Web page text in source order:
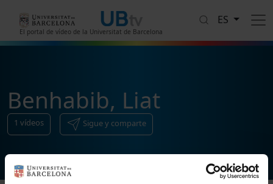
El portal de vídeo de la Universitat de Barcelona
ES
Benhabib, Liat
1 vídeos Sigue y comparte